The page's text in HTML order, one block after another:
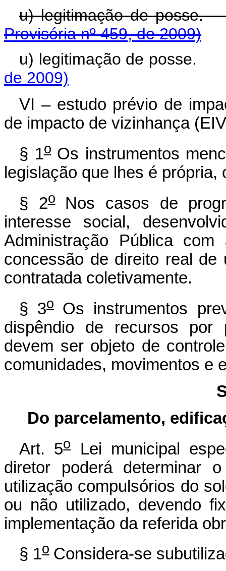
u) legitimação
Provisória nº 459, de 2009)
u) legitimação de
de 2009)
VI – estudo prévio de
de impacto de vizinhança
§ 1o Os instrumentos
legislação que lhes é
§ 2o
Nos casos de
interesse social,
Administração Pública
concessão de direito real
contratada coletivamente.
§ 3o
Os instrumentos
dispêndio de recursos por
devem ser objeto de
comunidades, movimentos e
Do parcelamento,
Art. 5oLei municipal
diretor poderá determinar
utilização compulsórios do
ou não utilizado, devendo
implementação da referida
§ 1o Considera-se